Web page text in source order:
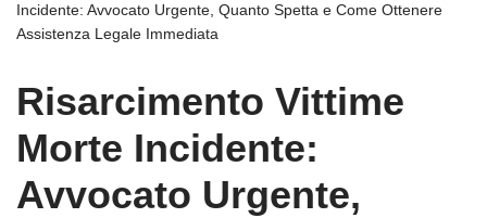
Incidente: Avvocato Urgente, Quanto Spetta e Come Ottenere
Assistenza Legale Immediata
Risarcimento Vittime
Morte Incidente:
Avvocato Urgente,